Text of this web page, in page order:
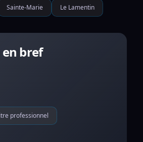
Sainte-Marie Le Lamentin
bref
professionnel